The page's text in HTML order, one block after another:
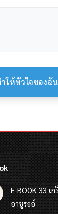
ให้หัวใจของฉั
E-BOOK 33 เ
อาชูรออ์